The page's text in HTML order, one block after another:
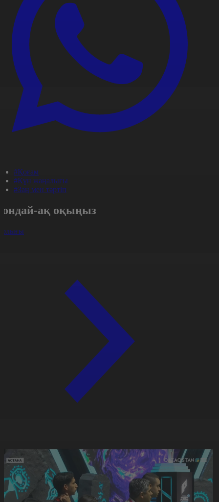
#Қоғам
#Күн жаңалығы
#Заң мен тәртіп
ақ оқыңыз